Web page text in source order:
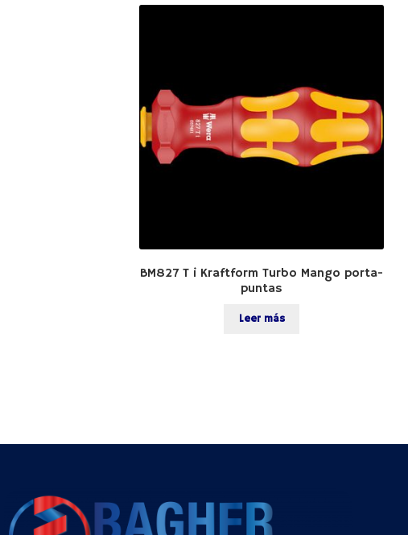
BM827 T i Kraftform Turbo Mango porta-
puntas
Leer más